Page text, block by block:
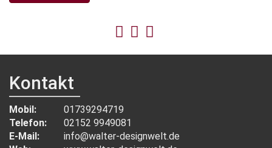
Kontakt
Mobil:
01739294719
Telefon:
02152 9949081
E-Mail:
info@walter-designwelt.de